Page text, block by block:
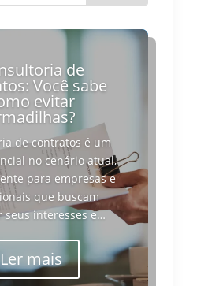
de
Você sabe
evitar
de contratos é um
no cenário atual,
para empresas e
que buscam
seus interesses e…
Ler mais